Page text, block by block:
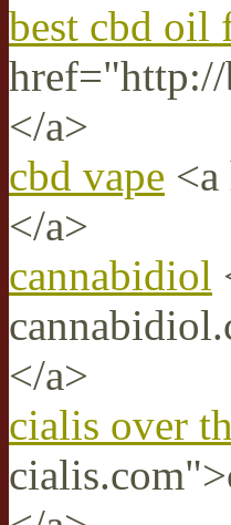
best cbd oil
</a>
cbd vape
</a>
cannabidiol
</a>
cialis over